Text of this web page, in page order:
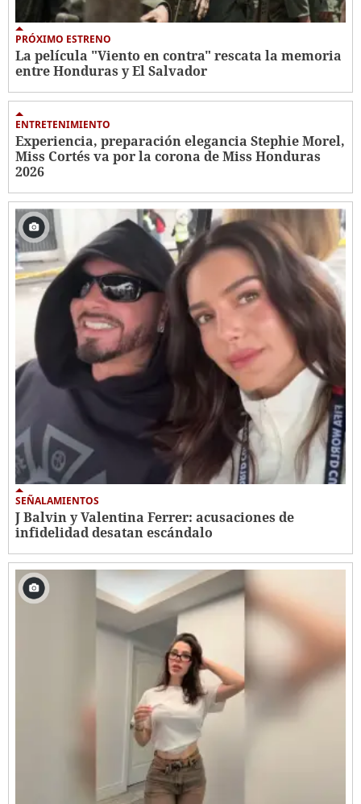
PRÓXIMO ESTRENO
La película "Viento en contra" rescata la memoria
entre Honduras y El Salvador
ENTRETENIMIENTO
Experiencia, preparación elegancia Stephie Morel,
Miss Cortés va por la corona de Miss Honduras
2026
SEÑALAMIENTOS
J Balvin y Valentina Ferrer: acusaciones de
infidelidad desatan escándalo